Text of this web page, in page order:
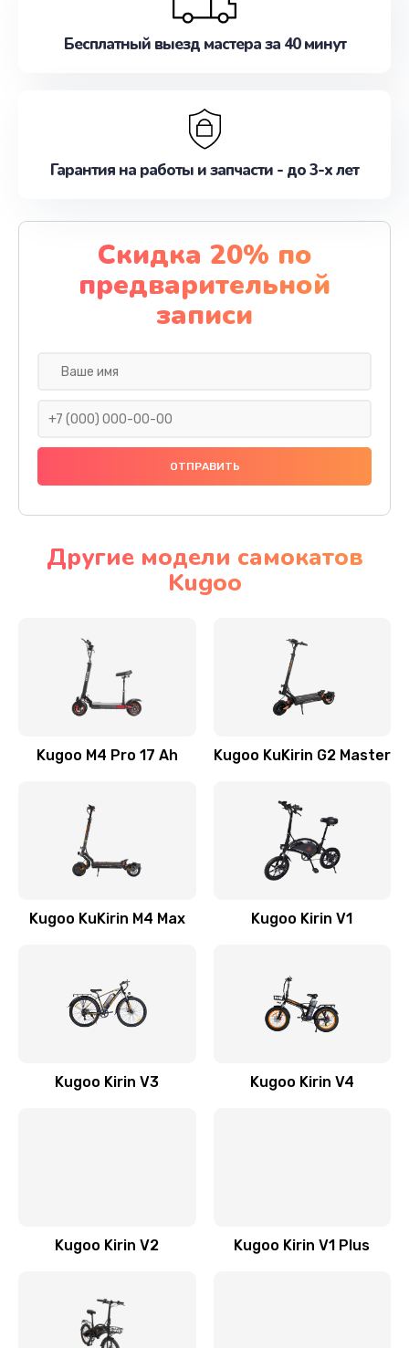
Бесплатный выезд мастера за 40 минут
Гарантия на работы и запчасти - до 3-х лет
Скидка 20% по
предварительной
записи
Другие модели самокатов
Kugoo
Kugoo M4 Pro 17 Ah Kugoo KuKirin G2 Master
Kugoo KuKirin M4 Max Kugoo Kirin V1
Kugoo Kirin V3 Kugoo Kirin V4
Kugoo Kirin V2 Kugoo Kirin V1 Plus